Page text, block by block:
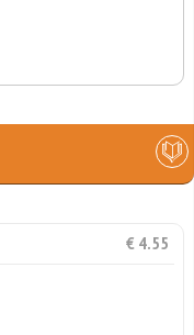
€ 4.55